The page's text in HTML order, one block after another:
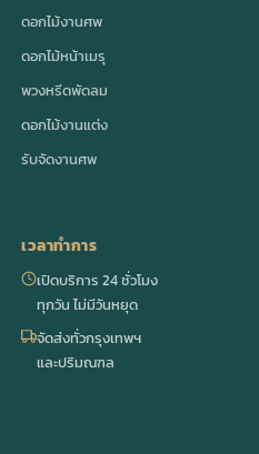
ดอกไม้งานศพ
ดอกไม้หน้าเมรุ
พวงหรีดพัดลม
ดอกไม้งานแต่ง
รับจัดงานศพ
เวลาทำการ
เปิดบริการ 24 ชั่วโมง
ทุกวัน ไม่มีวันหยุด
จัดส่งทั่วกรุงเทพฯ
และปริมณฑล